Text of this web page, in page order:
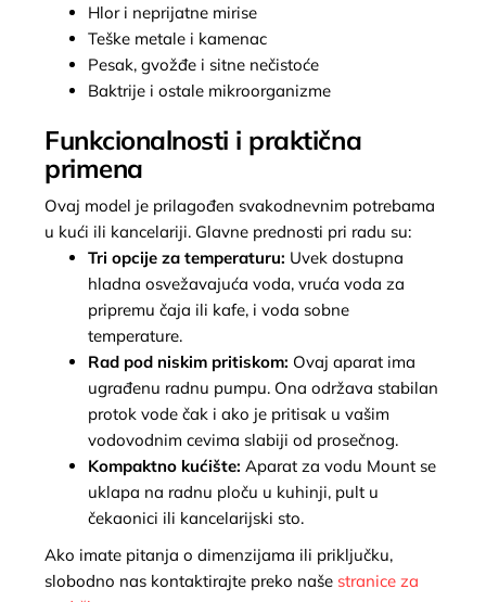
Hlor i neprijatne mirise
Teške metale i kamenac
Pesak, gvožđe i sitne nečistoće
Baktrije i ostale mikroorganizme
Funkcionalnosti i praktična
primena
Ovaj model je prilagođen svakodnevnim potrebama
u kući ili kancelariji. Glavne prednosti pri radu su:
Tri opcije za temperaturu: Uvek dostupna
hladna osvežavajuća voda, vruća voda za
pripremu čaja ili kafe, i voda sobne
temperature.
Rad pod niskim pritiskom: Ovaj aparat ima
ugrađenu radnu pumpu. Ona održava stabilan
protok vode čak i ako je pritisak u vašim
vodovodnim cevima slabiji od prosečnog.
Kompaktno kućište: Aparat za vodu Mount se
uklapa na radnu ploču u kuhinji, pult u
čekaonici ili kancelarijski sto.
Ako imate pitanja o dimenzijama ili priključku,
slobodno nas kontaktirajte preko naše stranice za